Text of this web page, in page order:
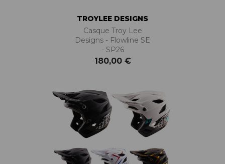
TROYLEE DESIGNS
Casque Troy Lee
Designs - Flowline SE
- SP26
180,00 €